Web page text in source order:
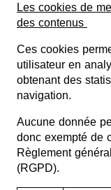
Les cookies de
des contenus
Ces cookies
utilisateur en
obtenant des
navigation.
Aucune donnée
donc exempté de
Règlement
(RGPD).